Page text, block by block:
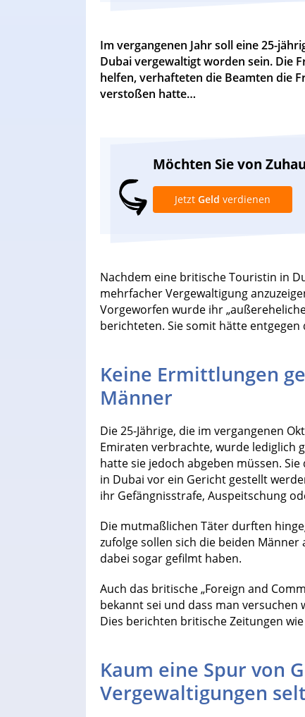
Im vergangenen Jahr soll eine 25-
Dubai vergewaltigt worden sein. Die
helfen, verhafteten die Beamten die
verstoßen hatte…
Möchten Sie von
Jetzt Geld verdienen
Nachdem eine britische Touristin in
mehrfacher Vergewaltigung
Vorgeworfen wurde ihr
berichteten. Sie somit hätte
Keine Ermittlungen
Männer
Die 25-Jährige, die im vergangenen
Emiraten verbrachte, wurde lediglich
hatte sie jedoch abgeben müssen.
in Dubai vor ein Gericht gestellt
ihr Gefängnisstrafe, Auspeitschung
Die mutmaßlichen Täter durften
zufolge sollen sich die beiden
dabei sogar gefilmt haben.
Auch das britische „Foreign and
bekannt sei und dass man versuchen
Dies berichten britische Zeitungen
Kaum eine Spur von
Vergewaltigungen